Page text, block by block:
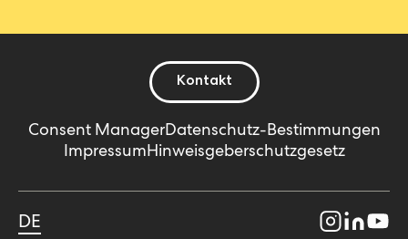
Consent ManagerDatenschutz-Bestimmungen
ImpressumHinweisgeberschutzgesetz
Kontakt
DE